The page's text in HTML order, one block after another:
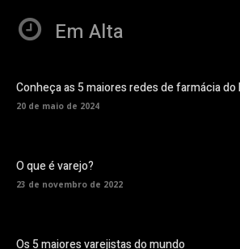
Em Alta
Conheça as 5 maiores redes de farmácia do
20 de maio de 2024
O que é varejo?
23 de novembro de 2022
Os 5 maiores varejistas do mundo